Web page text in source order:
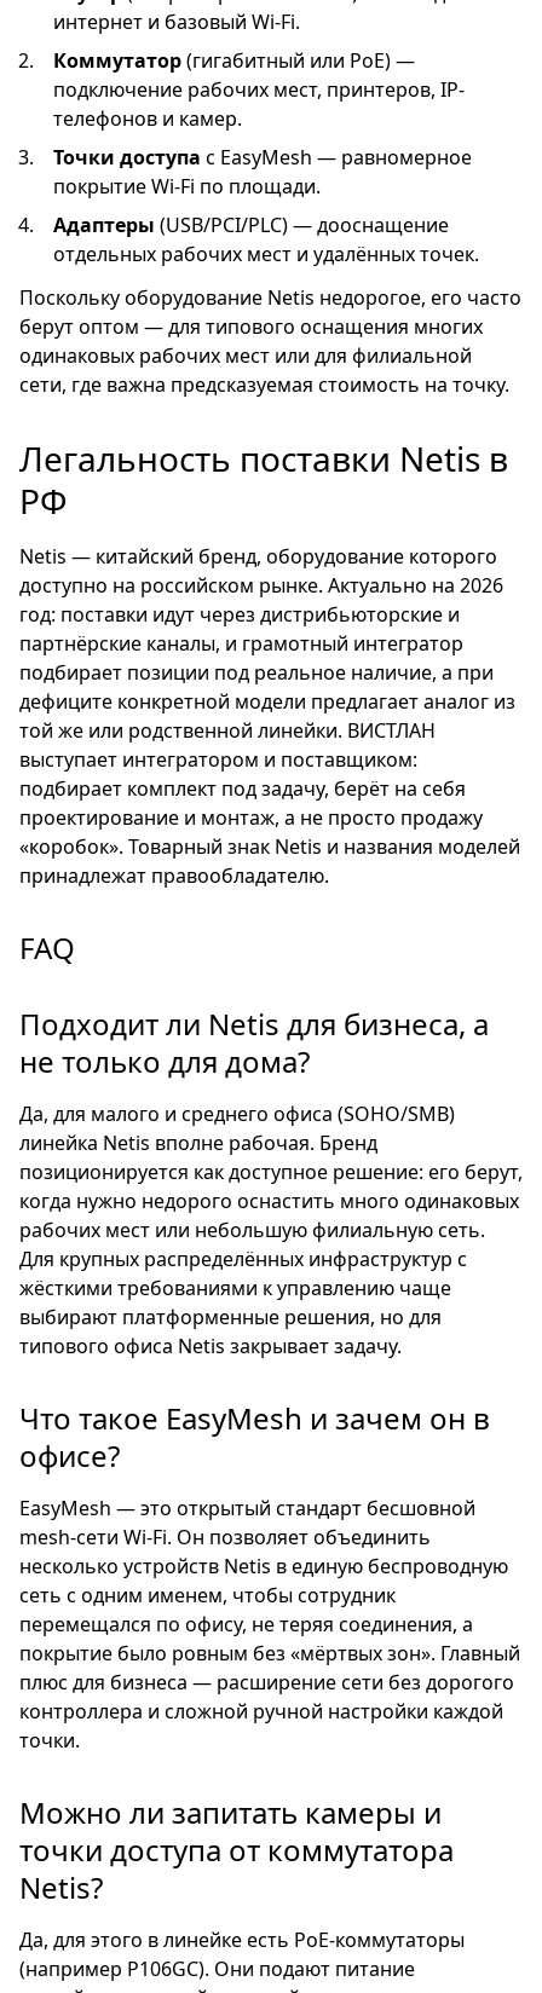
интернет и базовый Wi-Fi.
Коммутатор(гигабитный или PoE) —
подключение рабочих мест, принтеров, IP-
телефонов и камер.
Точки доступа с EasyMesh — равномерное
покрытие Wi-Fi по площади.
Адаптеры (USB/PCI/PLC) — дооснащение
отдельных рабочих мест и удалённых точек.
Поскольку оборудование Netis недорогое, его часто
берут оптом — для типового оснащения многих
одинаковых рабочих мест или для филиальной
сети, где важна предсказуемая стоимость на точку.
Легальность поставки Netis в
РФ
Netis — китайский бренд, оборудование которого
доступно на российском рынке. Актуально на 2026
год: поставки идут через дистрибьюторские и
партнёрские каналы, и грамотный интегратор
подбирает позиции под реальное наличие, а при
дефиците конкретной модели предлагает аналог из
той же или родственной линейки. ВИСТЛАН
выступает интегратором и поставщиком:
подбирает комплект под задачу, берёт на себя
проектирование и монтаж, а не просто продажу
«коробок». Товарный знак Netis и названия моделей
принадлежат правообладателю.
FAQ
Подходит ли Netis для бизнеса, а
не только для дома?
Да, для малого и среднего офиса (SOHO/SMB)
линейка Netis вполне рабочая. Бренд
позиционируется как доступное решение: его берут,
когда нужно недорого оснастить много одинаковых
рабочих мест или небольшую филиальную сеть.
Для крупных распределённых инфраструктур с
жёсткими требованиями к управлению чаще
выбирают платформенные решения, но для
типового офиса Netis закрывает задачу.
Что такое EasyMesh и зачем он в
офисе?
EasyMesh — это открытый стандарт бесшовной
mesh-сети Wi-Fi. Он позволяет объединить
несколько устройств Netis в единую беспроводную
сеть с одним именем, чтобы сотрудник
перемещался по офису, не теряя соединения, а
покрытие было ровным без «мёртвых зон». Главный
плюс для бизнеса — расширение сети без дорогого
контроллера и сложной ручной настройки каждой
точки.
Можно ли запитать камеры и
точки доступа от коммутатора
Netis?
Да, для этого в линейке есть PoE-коммутаторы
(например P106GC). Они подают питание